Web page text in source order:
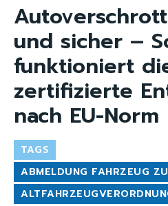
und sicher –
funktioniert
zertifizierte
nach EU-Norm
TAGS
ABMELDUNG FAHRZEUG